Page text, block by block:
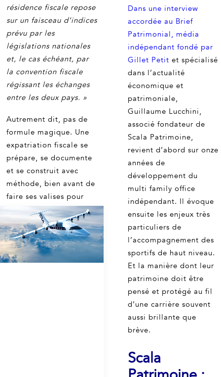
résidence fiscale repose
sur un faisceau d’indices
prévu par les
législations nationales
et, le cas échéant, par
la convention fiscale
régissant les échanges
entre les deux pays. »
Autrement dit, pas de
formule magique. Une
expatriation fiscale se
prépare, se documente
et se construit avec
méthode, bien avant de
faire ses valises pour
l’océan Indien.
by Aurélien Florin
Dans une interview
accordée au Brief
Patrimonial, média
indépendant fondé par
Gillet Petit et spécialisé
dans l’actualité
économique et
patrimoniale,
Guillaume Lucchini,
associé fondateur de
Scala Patrimoine,
revient d’abord sur onze
années de
développement du
multi family office
indépendant. Il évoque
ensuite les enjeux très
particuliers de
l’accompagnement des
sportifs de haut niveau.
Et la manière dont leur
patrimoine doit être
pensé et protégé au fil
d’une carrière souvent
aussi brillante que
brève.
Scala